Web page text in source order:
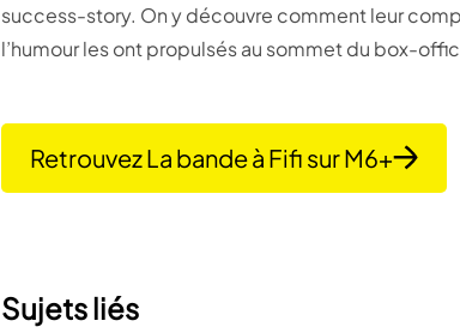
success-story. On y découvre comment leur
l’humour les ont propulsés au sommet du box-
Retrouvez La bande à Fifi sur M6+
Sujets liés